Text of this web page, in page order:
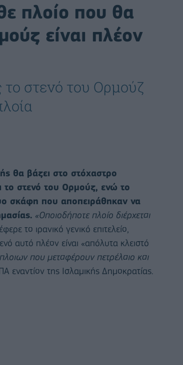
πλοίο που θα
είναι πλέον
στενό του Ορμούζ
θα βάζει στο στόχαστρο
το στενό του Ορμούζ, ενώ το
σκάφη που αποπειράθηκαν να
«Οποιοδήποτε πλοίο διέρχεται
το ιρανικό γενικό επιτελείο,
αυτό πλέον είναι «απόλυτα κλειστό
που μεταφέρουν πετρέλαιο και
της Ισλαμικής Δημοκρατίας.